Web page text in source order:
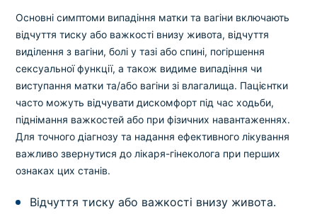
Основні симптоми випадіння матки та вагіни включають
відчуття тиску або важкості внизу живота, відчуття
виділення з вагіни, болі у тазі або спині, погіршення
сексуальної функції, а також видиме випадіння чи
виступання матки та/або вагіни зі влагалища. Пацієнтки
часто можуть відчувати дискомфорт під час ходьби,
піднімання важкостей або при фізичних навантаженнях.
Для точного діагнозу та надання ефективного лікування
важливо звернутися до лікаря-гінеколога при перших
ознаках цих станів.
Відчуття тиску або важкості внизу живота.